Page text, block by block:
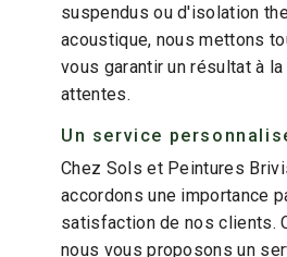
suspendus ou d'isolation
acoustique, nous mettons
vous garantir un résultat à
attentes.
Un service
Chez Sols et Peintures
accordons une importance
satisfaction de nos clients.
nous vous proposons un